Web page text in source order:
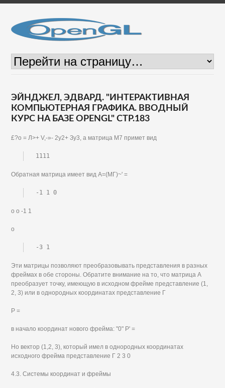
ЭЙНДЖЕЛ, ЭДВАРД. "ИНТЕРАКТИВНАЯ
КОМПЬЮТЕРНАЯ ГРАФИКА. ВВОДНЫЙ
КУРС НА БАЗЕ OPENGL" СТР.183
£?о = Л>+ V,-»- 2у2+ Зу3, а матрица М7 примет вид
1111
Обратная матрица имеет вид А=(МГ)~' =
-1 1 0
о о -1 1
о
-3 1
Эти матрицы позволяют преобразовывать представления в разных
фреймах в обе стороны. Обратите внимание на то, что матрица А
преобразует точку, имеющую в исходном фрейме представление (1,
2, 3) или в однородных координатах представление Г
Р =
в начало координат нового фрейма: "0" Р' =
Но вектор (1,2, 3), который имел в однородных координатах
исходного фрейма представление Г 2 3 0
4.3. Системы координат и фреймы